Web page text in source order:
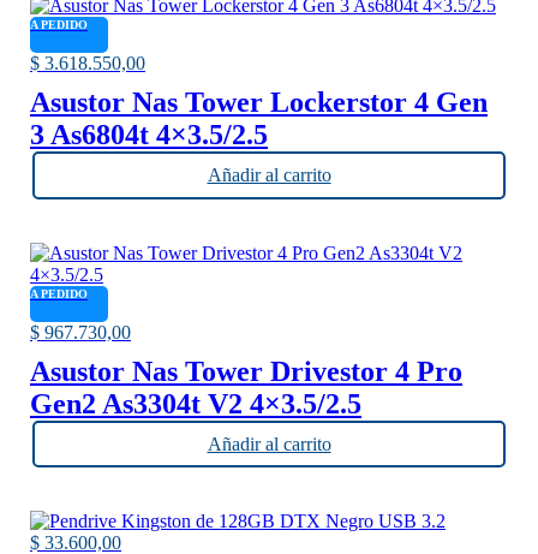
A PEDIDO
$ 3.618.550,00
Asustor Nas Tower Lockerstor 4 Gen
3 As6804t 4×3.5/2.5
Añadir al carrito
A PEDIDO
$ 967.730,00
Asustor Nas Tower Drivestor 4 Pro
Gen2 As3304t V2 4×3.5/2.5
Añadir al carrito
$ 33.600,00